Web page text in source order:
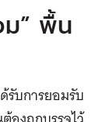
ม” พื้น
รับการยอมรับ